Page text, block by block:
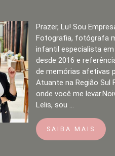
Prazer, Lu! Sou
Fotografia, fotógrafa
infantil especialista em
desde 2016 e
de memórias afetivas
Atuante na Região Sul
onde você me
Lelis, sou ...
SAIBA MAIS